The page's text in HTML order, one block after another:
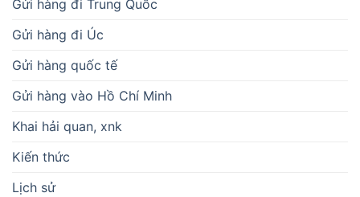
Gửi hàng đi Trung Quốc
Gửi hàng đi Úc
Gửi hàng quốc tế
Gửi hàng vào Hồ Chí Minh
Khai hải quan, xnk
Kiến thức
Lịch sử